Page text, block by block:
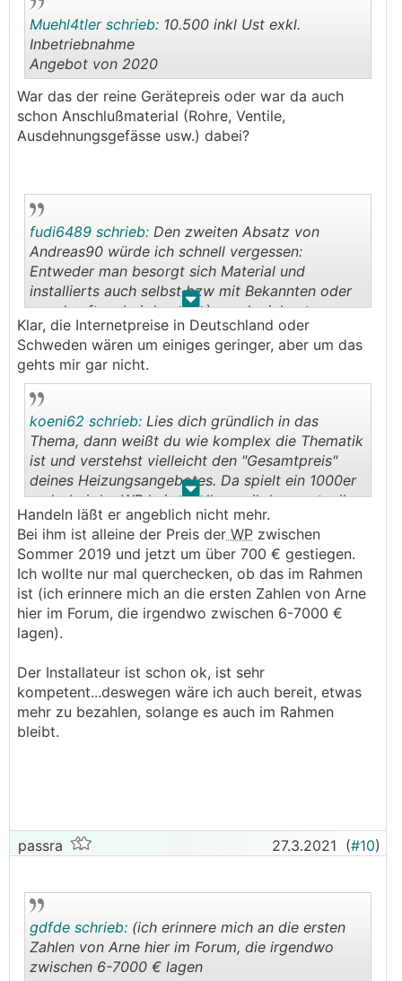
..
Muehl4tler schrieb: 10.500 inkl Ust exkl.
Inbetriebnahme
Angebot von 2020
War das der reine Gerätepreis oder war da auch
schon Anschlußmaterial (Rohre, Ventile,
Ausdehnungsgefässe usw.) dabei?
. .
fudi6489 schrieb: Den zweiten Absatz von
Andreas90 würde ich schnell vergessen:
Entweder man besorgt sich Material und
installierts auch selbst bzw mit Bekannten oder
man kauft es bei dem der`s auch einbaut.
Klar, die Internetpreise in Deutschland oder
Schweden wären um einiges geringer, aber um das
gehts mir gar nicht.
. .
koeni62 schrieb: Lies dich gründlich in das
Thema, dann weißt du wie komplex die Thematik
ist und verstehst vielleicht den "Gesamtpreis"
deines Heizungsangebotes. Da spielt ein 1000er
mehr bei derWPkeine Rolle...weil da eventuell
eine sorgfältige Planung enthalten ist.
Ein wenig Handeln wirst du auch bei einem guten
Insti können.
Handeln läßt er angeblich nicht mehr.
Bei ihm ist alleine der Preis der WP zwischen
Sommer 2019 und jetzt um über 700 € gestiegen.
Ich wollte nur mal querchecken, ob das im Rahmen
ist (ich erinnere mich an die ersten Zahlen von Arne
hier im Forum, die irgendwo zwischen 6-7000 €
lagen).
Der Installateur ist schon ok, ist sehr
kompetent...deswegen wäre ich auch bereit, etwas
mehr zu bezahlen, solange es auch im Rahmen
bleibt.
passra 27.3.2021 (#10)
gdfde schrieb: (ich erinnere mich an die ersten
Zahlen von Arne hier im Forum, die irgendwo
zwischen 6-7000 € lagen